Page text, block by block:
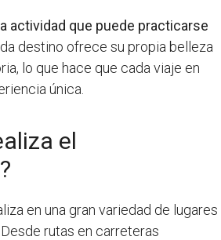
actividad que puede practicarse
destino ofrece su propia belleza
lo que hace que cada viaje en
única.
el
en una gran variedad de lugares
rutas en carreteras